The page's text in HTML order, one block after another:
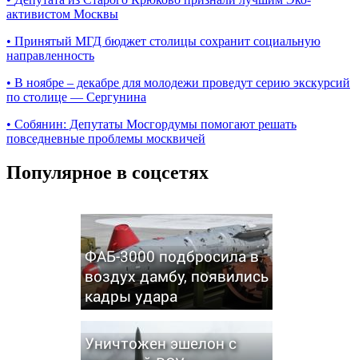
активистом Москвы
• Принятый МГД бюджет столицы сохранит социальную
направленность
• В ноябре – декабре для молодежи проведут серию экскурсий
по столице — Сергунина
• Собянин: Депутаты Мосгордумы помогают решать
повседневные проблемы москвичей
Популярное в соцсетях
ФАБ-3000 подбросила в
воздух дамбу, появились
кадры удара
Уничтожен эшелон с